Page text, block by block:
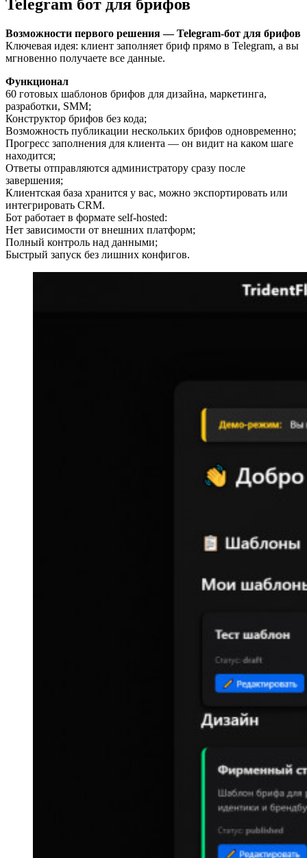
Telegram бот для брифов
Возможности первого решения — Telegram-бот для брифов
Ключевая идея: клиент заполняет бриф прямо в Telegram, а вы
мгновенно получаете все данные.
Функционал
60 готовых шаблонов брифов для дизайна, маркетинга,
разработки, SMM;
Конструктор брифов без кода;
Возможность публикации нескольких брифов одновременно;
Прогресс заполнения для клиента — он видит на каком шаге
находится;
Ответы отправляются администратору сразу после
завершения;
Клиентская база хранится у вас, можно экспортировать или
интегрировать CRM.
Бот работает в формате self-hosted:
Нет зависимости от внешних платформ;
Полный контроль над данными;
Быстрый запуск без лишних конфигов.